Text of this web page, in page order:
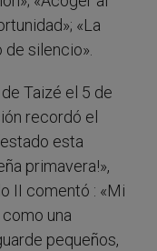
«La
de silencio».
Taizé el 5 de
recordó el
esta
primavera!»,
II comentó : «Mi
una
pequeños,